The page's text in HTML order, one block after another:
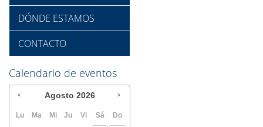
DÓNDE ESTAMOS
CONTACTO
Calendario de eventos
Agosto 2026
Lu Ma Mi Ju Vi Sá Do